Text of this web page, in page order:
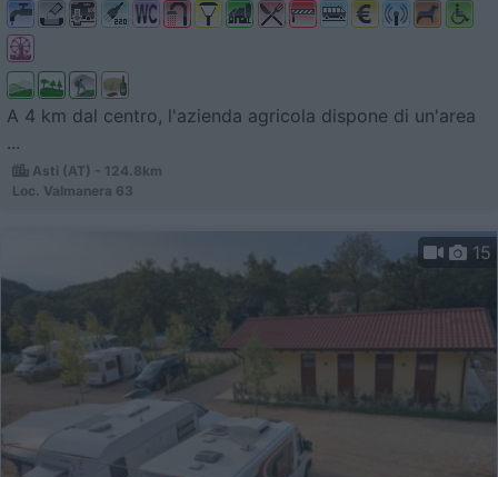
A 4 km dal centro, l'azienda agricola dispone di un'area
...
Asti (AT) - 124.8km
Loc. Valmanera 63
15